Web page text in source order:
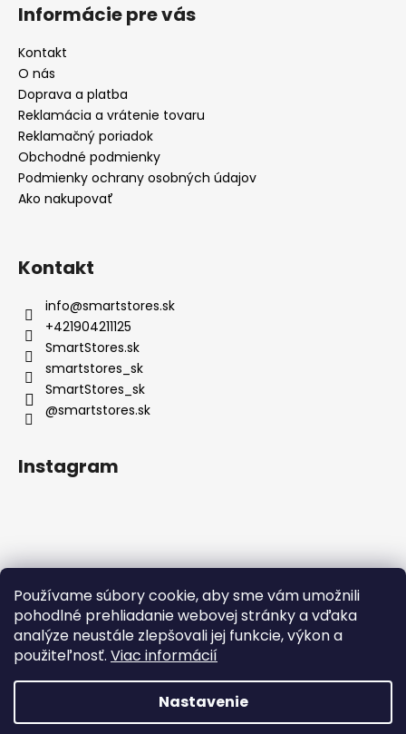
Používame súbory cookie, aby sme vám umožnili
pohodlné prehliadanie webovej stránky a vďaka
analýze neustále zlepšovali jej funkcie, výkon a
použiteľnosť. Viac informácií
Nastavenie
Informácie pre vás
Kontakt
O nás
Doprava a platba
Reklamácia a vrátenie tovaru
Reklamačný poriadok
Obchodné podmienky
Podmienky ochrany osobných údajov
Ako nakupovať
Kontakt
info@smartstores.sk
+421904211125
SmartStores.sk
smartstores_sk
SmartStores_sk
@smartstores.sk
Instagram
Sledovať na Instagrame